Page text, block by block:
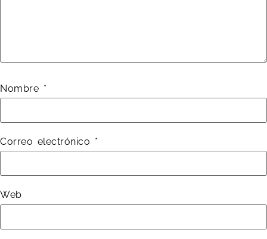
Nombre *
Correo electrónico *
Web